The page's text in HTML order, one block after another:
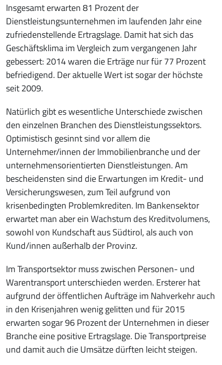
Insgesamt erwarten 81 Prozent der
Dienstleistungsunternehmen im laufenden Jahr eine
zufriedenstellende Ertragslage. Damit hat sich das
Geschäftsklima im Vergleich zum vergangenen Jahr
gebessert: 2014 waren die Erträge nur für 77 Prozent
befriedigend. Der aktuelle Wert ist sogar der höchste
seit 2009.
Natürlich gibt es wesentliche Unterschiede zwischen
den einzelnen Branchen des Dienstleistungssektors.
Optimistisch gesinnt sind vor allem die
Unternehmer/innen der Immobilienbranche und der
unternehmensorientierten Dienstleistungen. Am
bescheidensten sind die Erwartungen im Kredit- und
Versicherungswesen, zum Teil aufgrund von
krisenbedingten Problemkrediten. Im Bankensektor
erwartet man aber ein Wachstum des Kreditvolumens,
sowohl von Kundschaft aus Südtirol, als auch von
Kund/innen außerhalb der Provinz.
Im Transportsektor muss zwischen Personen- und
Warentransport unterschieden werden. Ersterer hat
aufgrund der öffentlichen Aufträge im Nahverkehr auch
in den Krisenjahren wenig gelitten und für 2015
erwarten sogar 96 Prozent der Unternehmen in dieser
Branche eine positive Ertragslage. Die Transportpreise
und damit auch die Umsätze dürften leicht steigen.